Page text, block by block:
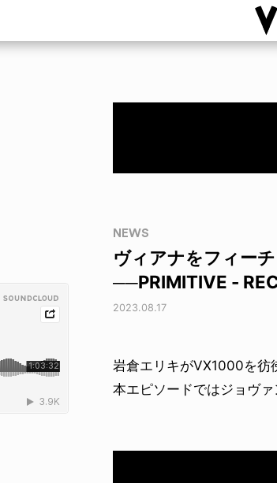
NEWS
ヴィアナをフィー
──PRIMITIVE -
2023.08.17
岩倉エリキがVX1000を彷
本エピソードではジョヴァ